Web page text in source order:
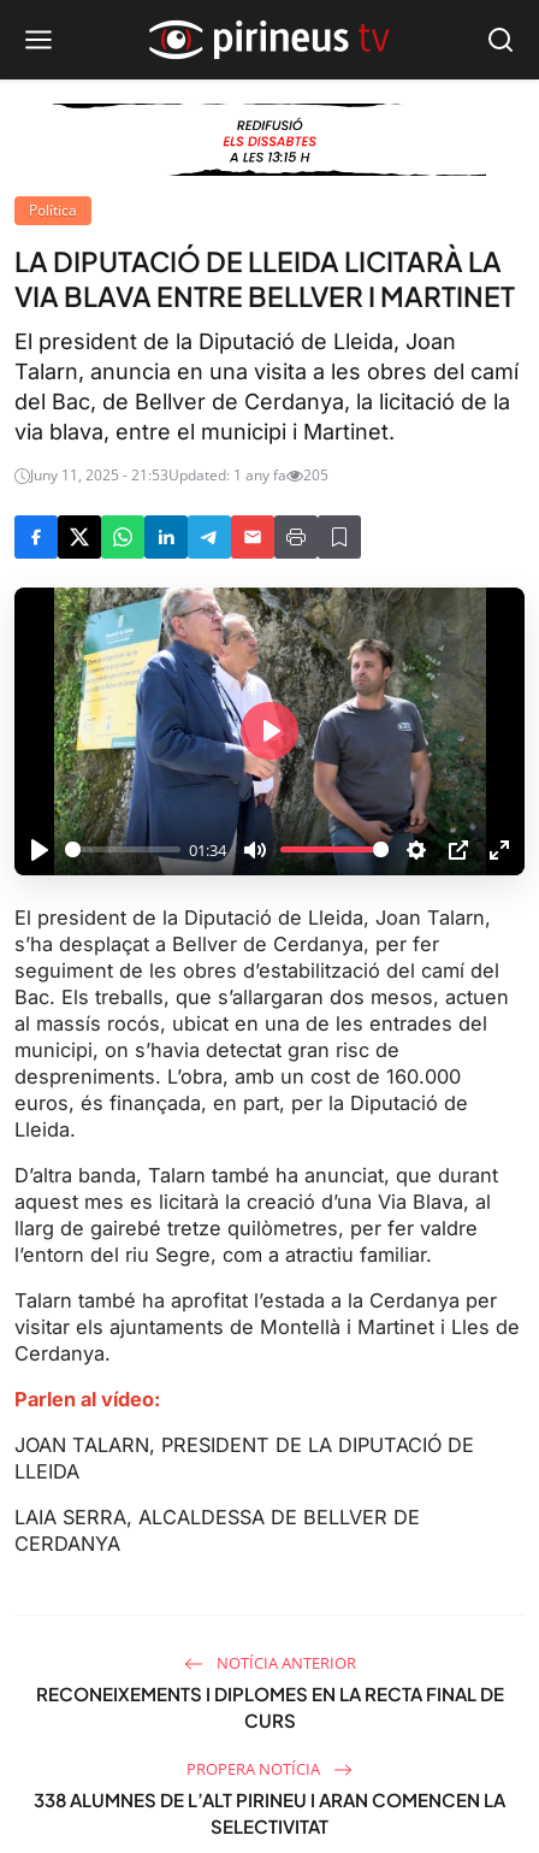
Política
LA DIPUTACIÓ DE LLEIDA LICITARÀ LA
VIA BLAVA ENTRE BELLVER I MARTINET
El president de la Diputació de Lleida, Joan
Talarn, anuncia en una visita a les obres del camí
del Bac, de Bellver de Cerdanya, la licitació de la
via blava, entre el municipi i Martinet.
Juny 11, 2025 - 21:53Updated: 1 any fa 205
P
a
y
01:34
M
u
t
e
S
t
i
n
s
P
E
r
P
l
a
y
El president de la Diputació de Lleida, Joan Talarn,
s’ha desplaçat a Bellver de Cerdanya, per fer
seguiment de les obres d’estabilització del camí del
Bac. Els treballs, que s’allargaran dos mesos, actuen
al massís rocós, ubicat en una de les entrades del
municipi, on s’havia detectat gran risc de
despreniments. L’obra, amb un cost de 160.000
euros, és finançada, en part, per la Diputació de
Lleida.
D’altra banda, Talarn també ha anunciat, que durant
aquest mes es licitarà la creació d’una Via Blava, al
llarg de gairebé tretze quilòmetres, per fer valdre
l’entorn del riu Segre, com a atractiu familiar.
Talarn també ha aprofitat l’estada a la Cerdanya per
visitar els ajuntaments de Montellà i Martinet i Lles de
Cerdanya.
Parlen al vídeo:
JOAN TALARN, PRESIDENT DE LA DIPUTACIÓ DE
LLEIDA
LAIA SERRA, ALCALDESSA DE BELLVER DE
CERDANYA
NOTÍCIA ANTERIOR
RECONEIXEMENTS I DIPLOMES EN LA RECTA FINAL DE
CURS
PROPERA NOTÍCIA
338 ALUMNES DE L’ALT PIRINEU I ARAN COMENCEN LA
SELECTIVITAT